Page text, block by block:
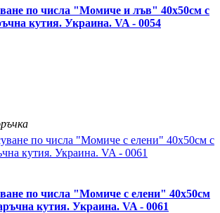
по числа "Момиче и лъв" 40х50см с
кутия. Украина. VA - 0054
по числа "Момиче с елени" 40х50см
кутия. Украина. VA - 0061